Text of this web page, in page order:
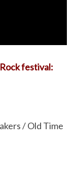
festival:
/ Old Time